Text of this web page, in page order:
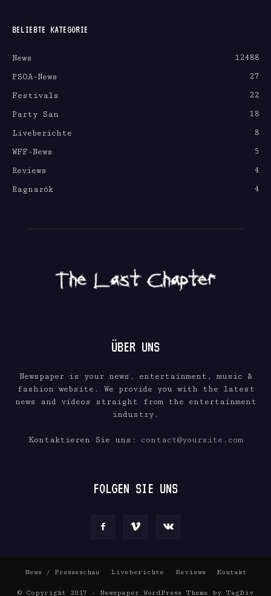
BELIEBTE KATEGORIE
News
12488
PSOA-News
27
Festivals
22
Party San
18
Liveberichte
8
WFF-News
5
Reviews
4
Ragnarök
4
ÜBER UNS
Newspaper is your news, entertainment, music &
fashion website. We provide you with the latest
news and videos straight from the entertainment
industry.
Kontaktieren Sie uns: contact@yoursite.com
FOLGEN SIE UNS
News / Presseschau Liveberichte Reviews Kontakt
© Copyright 2017 - Newspaper WordPress Theme by TagDiv